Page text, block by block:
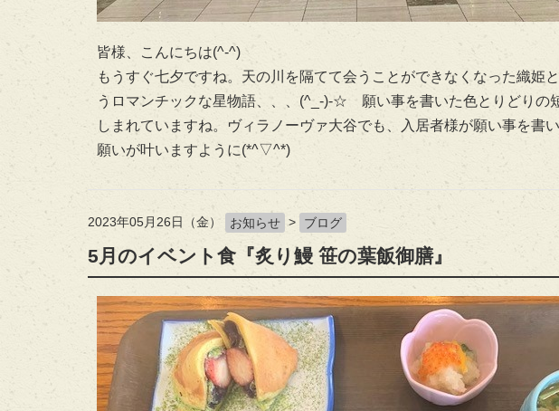
皆様、こんにちは(^-^)
もうすぐ七夕ですね。天の川を隔てて会うことができなくなった織姫
うロマンチックな星物語、、、(^_-)-☆ 願い事を書いた色とりどりの
しまれていますね。ヴィラノーヴァ大谷でも、入居者様が願い事を書
願いが叶いますように(*^▽^*)
2023年05月26日（金） お知らせ > ブログ
5月のイベント食『炙り鰻 笹の葉飯御膳』